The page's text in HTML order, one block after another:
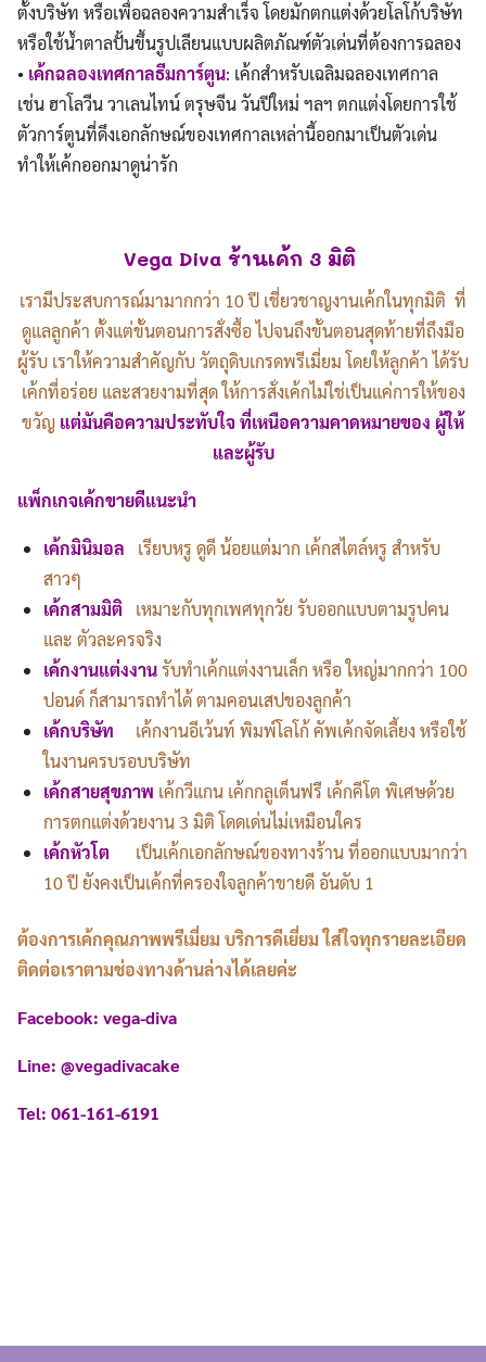
ตั้งบริษัท หรือเพื่อฉลองความสำเร็จ โดยมักตกแต่งด้วยโลโก้บริษัท
หรือใช้น้ำตาลปั้นขึ้นรูปเลียนแบบผลิตภัณฑ์ตัวเด่นที่ต้องการฉลอง
• เค้กฉลองเทศกาลธีมการ์ตูน: เค้กสำหรับเฉลิมฉลองเทศกาล
เช่น ฮาโลวีน วาเลนไทน์ ตรุษจีน วันปีใหม่ ฯลฯ ตกแต่งโดยการใช้
ตัวการ์ตูนที่ดึงเอกลักษณ์ของเทศกาลเหล่านี้ออกมาเป็นตัวเด่น
ทำให้เค้กออกมาดูน่ารัก
Vega Diva ร้านเค้ก 3 มิติ
เรามีประสบการณ์มามากกว่า 10 ปี เชี่ยวชาญงานเค้กในทุกมิติ ที่
ดูแลลูกค้า ตั้งแต่ขั้นตอนการสั่งซื้อ ไปจนถึงขั้นตอนสุดท้ายที่ถึงมือ
ผู้รับ เราให้ความสำคัญกับ วัตถุดิบเกรดพรีเมี่ยม โดยให้ลูกค้า ได้รับ
เค้กที่อร่อย และสวยงามที่สุด ให้การสั่งเค้กไม่ใช่เป็นแค่การให้ของ
ขวัญ แต่มันคือความประทับใจ ที่เหนือความคาดหมายของ ผู้ให้
และผู้รับ
แพ็กเกจเค้กขายดีแนะนำ
เค้กมินิมอล
เรียบหรู ดูดี น้อยแต่มาก เค้กสไตล์หรู สำหรับ
สาวๆ
เค้กสามมิติ
เหมาะกับทุกเพศทุกวัย รับออกแบบตามรูปคน
และ ตัวละครจริง
เค้กงานแต่งงานรับทำเค้กแต่งงานเล็ก หรือ ใหญ่มากกว่า 100
ปอนด์ ก็สามารถทำได้ ตามคอนเสปของลูกค้า
เค้กบริษัท
เค้กงานอีเว้นท์ พิมพ์โลโก้ คัพเค้กจัดเลี้ยง หรือใช้
ในงานครบรอบบริษัท
เค้กสายสุขภาพ เค้กวีแกน เค้กกลูเต็นฟรี เค้กคีโต พิเศษด้วย
การตกแต่งด้วยงาน 3 มิติ โดดเด่นไม่เหมือนใคร
เค้กหัวโต
เป็นเค้กเอกลักษณ์ของทางร้าน ที่ออกแบบมากว่า
10 ปี ยังคงเป็นเค้กที่ครองใจลูกค้าขายดี อันดับ 1
ต้องการเค้กคุณภาพพรีเมี่ยม บริการดีเยี่ยม ใส่ใจทุกรายละเอียด
ติดต่อเราตามช่องทางด้านล่างได้เลยค่ะ
Facebook: vega-diva
Line: @vegadivacake
Tel: 061-161-6191